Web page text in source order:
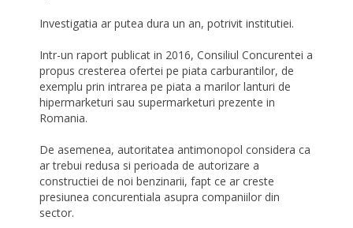
Investigatia ar putea dura un an, potrivit institutiei.
Intr-un raport publicat in 2016, Consiliul Concurentei a
propus cresterea ofertei pe piata carburantilor, de
exemplu prin intrarea pe piata a marilor lanturi de
hipermarketuri sau supermarketuri prezente in
Romania.
De asemenea, autoritatea antimonopol considera ca
ar trebui redusa si perioada de autorizare a
constructiei de noi benzinarii, fapt ce ar creste
presiunea concurentiala asupra companiilor din
sector.